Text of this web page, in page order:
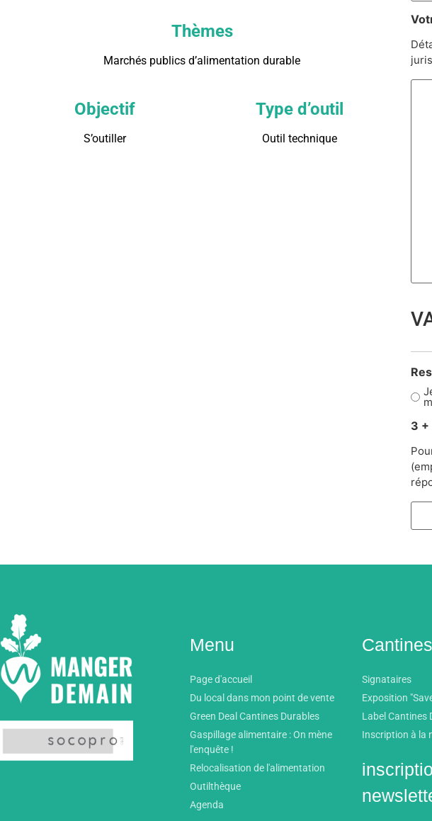
Thèmes
Marchés publics d’alimentation durable
Objectif
S’outiller
Type d’outil
Outil technique
3 +
Menu
Page d'accueil
Du local dans mon point de vente
Green Deal Cantines Durables
Gaspillage alimentaire : On mène
l'enquête !
Relocalisation de l'alimentation
Outilthèque
Agenda
Signataires
Exposition
Label Cantines
Inscription à la